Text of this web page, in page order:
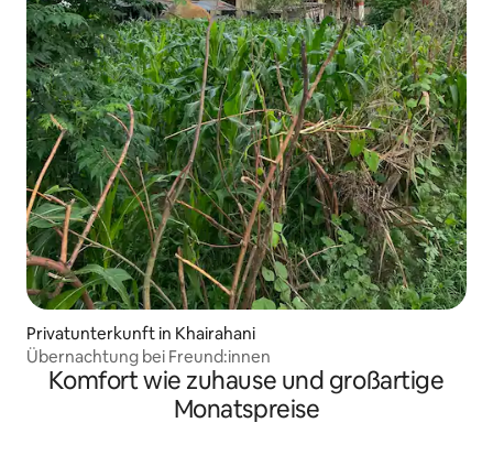
Privatunterkunft in Khairahani
Übernachtung bei Freund:innen
Komfort wie zuhause und großartige
Monatspreise